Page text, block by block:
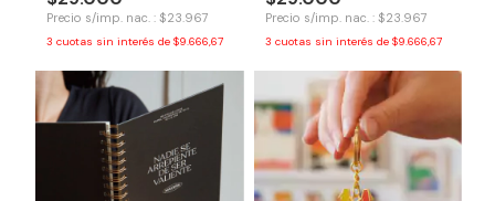
Precio s/imp. nac. : $23.967
3 cuotas sin interés de $9.666,67
Precio s/imp. nac. : $23.967
3 cuotas sin interés de $9.666,67